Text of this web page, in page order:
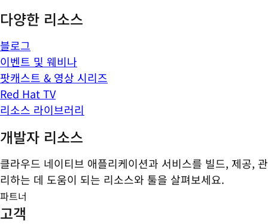
다양한 리소스
블로그
이벤트 및 웨비나
팟캐스트 & 영상 시리즈
Red Hat TV
리소스 라이브러리
개발자 리소스
클라우드 네이티브 애플리케이션과 서비스를 빌드, 제공, 관
리하는 데 도움이 되는 리소스와 툴을 살펴보세요.
파트너
고객